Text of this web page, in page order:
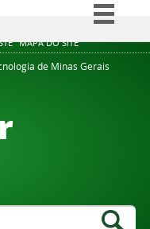
MAPA DO SITE
Simplifique!
Comunica BR
de Minas Gerais